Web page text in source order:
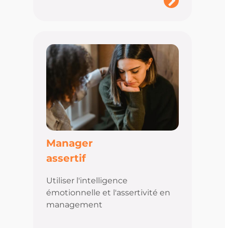
Manager
assertif
Utiliser l'intelligence
émotionnelle et l'assertivité en
management